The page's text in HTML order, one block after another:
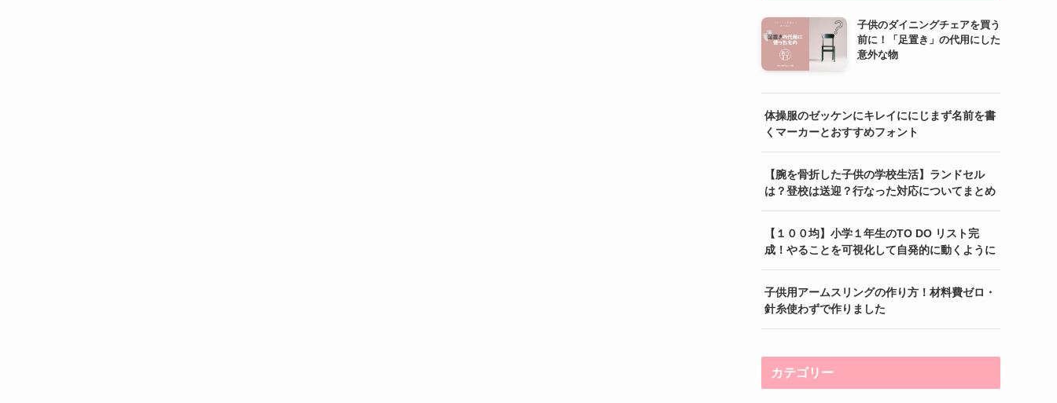
子供のダイニングチェアを買う
前に！「足置き」の代用にした
意外な物
体操服のゼッケンにキレイににじまず名前を書
くマーカーとおすすめフォント
【腕を骨折した子供の学校生活】ランドセル
は？登校は送迎？行なった対応についてまとめ
【１００均】小学１年生のTO DO リスト完
成！やることを可視化して自発的に動くように
子供用アームスリングの作り方！材料費ゼロ・
針糸使わずで作りました
カテゴリー